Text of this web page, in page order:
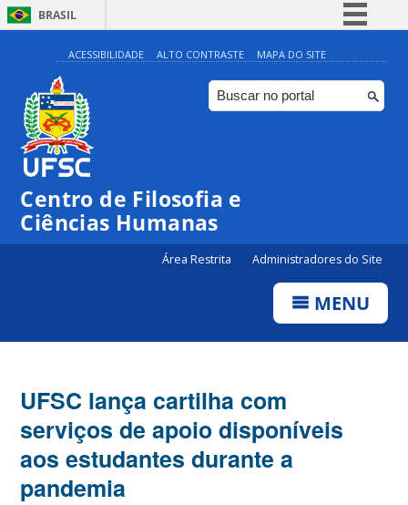
BRASIL
Simplifique!
Comunica BR
Participe
ACESSIBILIDADE ALTO CONTRASTE MAPA DO SITE
Centro de Filosofia e
Ciências Humanas
Área Restrita Administradores do Site
MENU
UFSC lança cartilha com
serviços de apoio disponíveis
aos estudantes durante a
pandemia